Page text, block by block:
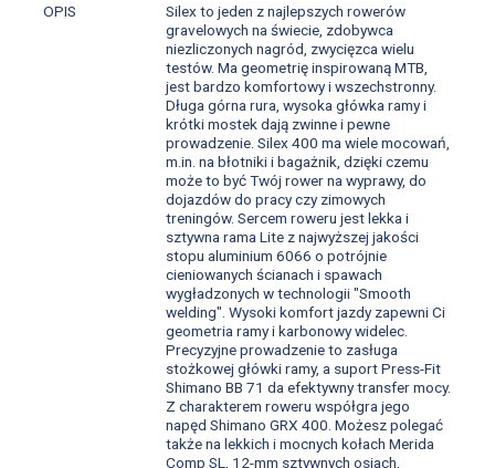
OPIS
Silex to jeden z najlepszych rowerów
gravelowych na świecie, zdobywca
niezliczonych nagród, zwycięzca wielu
testów. Ma geometrię inspirowaną MTB,
jest bardzo komfortowy i wszechstronny.
Długa górna rura, wysoka główka ramy i
krótki mostek dają zwinne i pewne
prowadzenie. Silex 400 ma wiele mocowań,
m.in. na błotniki i bagażnik, dzięki czemu
może to być Twój rower na wyprawy, do
dojazdów do pracy czy zimowych
treningów. Sercem roweru jest lekka i
sztywna rama Lite z najwyższej jakości
stopu aluminium 6066 o potrójnie
cieniowanych ścianach i spawach
wygładzonych w technologii "Smooth
welding". Wysoki komfort jazdy zapewni Ci
geometria ramy i karbonowy widelec.
Precyzyjne prowadzenie to zasługa
stożkowej główki ramy, a suport Press-Fit
Shimano BB 71 da efektywny transfer mocy.
Z charakterem roweru współgra jego
napęd Shimano GRX 400. Możesz polegać
także na lekkich i mocnych kołach Merida
Comp SL, 12-mm sztywnych osiach,